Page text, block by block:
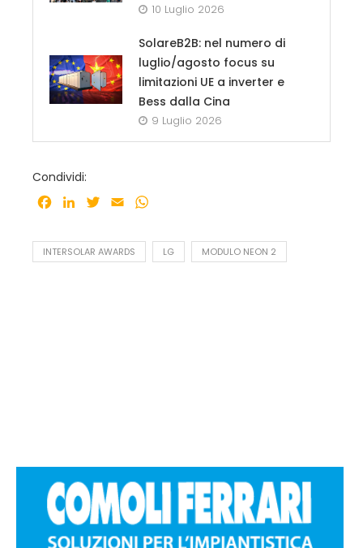
10 Luglio 2026
SolareB2B: nel numero di
luglio/agosto focus su
limitazioni UE a inverter e
Bess dalla Cina
9 Luglio 2026
Condividi:
Facebook
LinkedInTwitter
Email
INTERSOLAR AWARDS LG MODULO NEON 2